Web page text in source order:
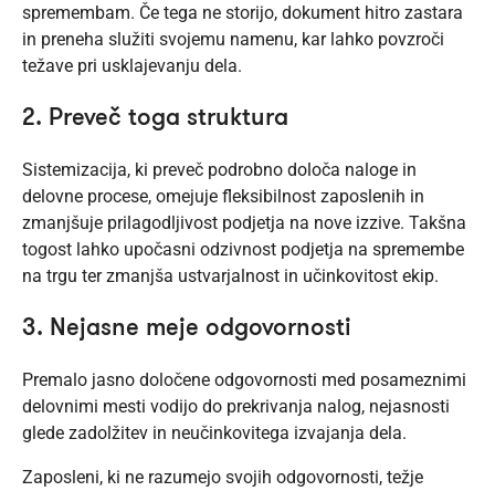
spremembam. Če tega ne storijo, dokument hitro zastara
in preneha služiti svojemu namenu, kar lahko povzroči
težave pri usklajevanju dela.
2. Preveč toga struktura
Sistemizacija, ki preveč podrobno določa naloge in
delovne procese, omejuje fleksibilnost zaposlenih in
zmanjšuje prilagodljivost podjetja na nove izzive. Takšna
togost lahko upočasni odzivnost podjetja na spremembe
na trgu ter zmanjša ustvarjalnost in učinkovitost ekip.
3. Nejasne meje odgovornosti
Premalo jasno določene odgovornosti med posameznimi
delovnimi mesti vodijo do prekrivanja nalog, nejasnosti
glede zadolžitev in neučinkovitega izvajanja dela.
Zaposleni, ki ne razumejo svojih odgovornosti, težje